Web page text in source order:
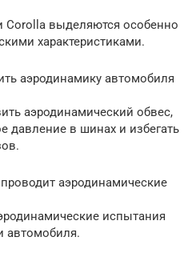
Corolla выделяются особенно
характеристиками.
аэродинамику автомобиля
аэродинамический обвес,
давление в шинах и избегать
аэродинамические
испытания
автомобиля.